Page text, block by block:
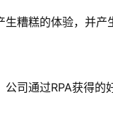
糟糕的体验，并产
司通过RPA获得的